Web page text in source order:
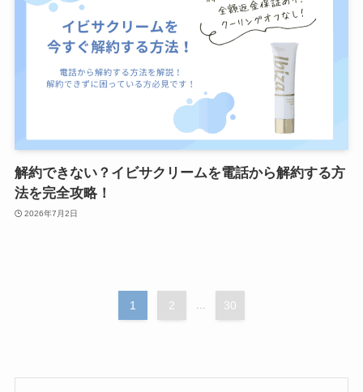
解約できない？イビサクリームを電話から解約する方
法を完全攻略！
2026年7月2日
1 2 ... 30